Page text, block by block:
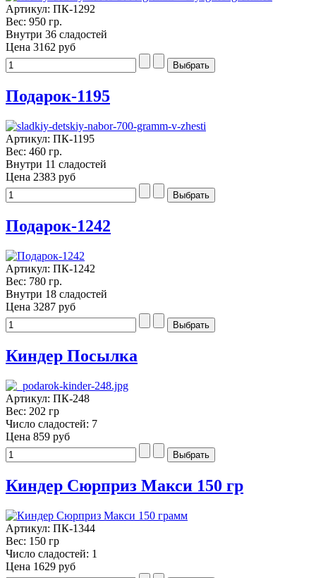
Артикул: ПК-1292
Вес: 950 гр.
Внутри 36 сладостей
Цена 3162 руб
Подарок-1195
Артикул: ПК-1195
Вес: 460 гр.
Внутри 11 сладостей
Цена 2383 руб
Подарок-1242
Артикул: ПК-1242
Вес: 780 гр.
Внутри 18 сладостей
Цена 3287 руб
Киндер Посылка
Артикул: ПК-248
Вес: 202 гр
Число сладостей: 7
Цена 859 руб
Киндер Сюрприз Макси 150 гр
Артикул: ПК-1344
Вес: 150 гр
Число сладостей: 1
Цена 1629 руб